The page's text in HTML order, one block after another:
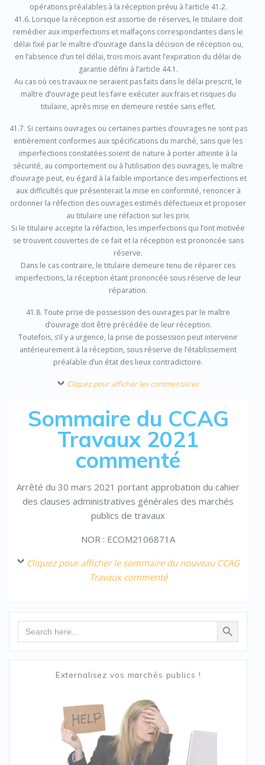
opérations préalables à la réception prévu à l’article 41.2.
41.6. Lorsque la réception est assortie de réserves, le titulaire doit
remédier aux imperfections et malfaçons correspondantes dans le
délai fixé par le maître d’ouvrage dans la décision de réception ou,
en l’absence d’un tel délai, trois mois avant l’expiration du délai de
garantie défini à l’article 44.1.
Au cas où ces travaux ne seraient pas faits dans le délai prescrit, le
maître d’ouvrage peut les faire exécuter aux frais et risques du
titulaire, après mise en demeure restée sans effet.
41.7. Si certains ouvrages ou certaines parties d’ouvrages ne sont pas
entièrement conformes aux spécifications du marché, sans que les
imperfections constatées soient de nature à porter atteinte à la
sécurité, au comportement ou à l’utilisation des ouvrages, le maître
d’ouvrage peut, eu égard à la faible importance des imperfections et
aux difficultés que présenterait la mise en conformité, renoncer à
ordonner la réfection des ouvrages estimés défectueux et proposer
au titulaire une réfaction sur les prix.
Si le titulaire accepte la réfaction, les imperfections qui l’ont motivée
se trouvent couvertes de ce fait et la réception est prononcée sans
réserve.
Dans le cas contraire, le titulaire demeure tenu de réparer ces
imperfections, la réception étant prononcée sous réserve de leur
réparation.
41.8. Toute prise de possession des ouvrages par le maître
d’ouvrage doit être précédée de leur réception.
Toutefois, s’il y a urgence, la prise de possession peut intervenir
antérieurement à la réception, sous réserve de l’établissement
préalable d’un état des lieux contradictoire.
Cliquez pour afficher les commentaires
Sommaire du CCAG
Travaux 2021
commenté
Arrêté du 30 mars 2021 portant approbation du cahier
des clauses administratives générales des marchés
publics de travaux
NOR : ECOM2106871A
Cliquez pour afficher le sommaire du nouveau CCAG
Travaux commenté
Search Search Button
Externalisez vos marchés publics !